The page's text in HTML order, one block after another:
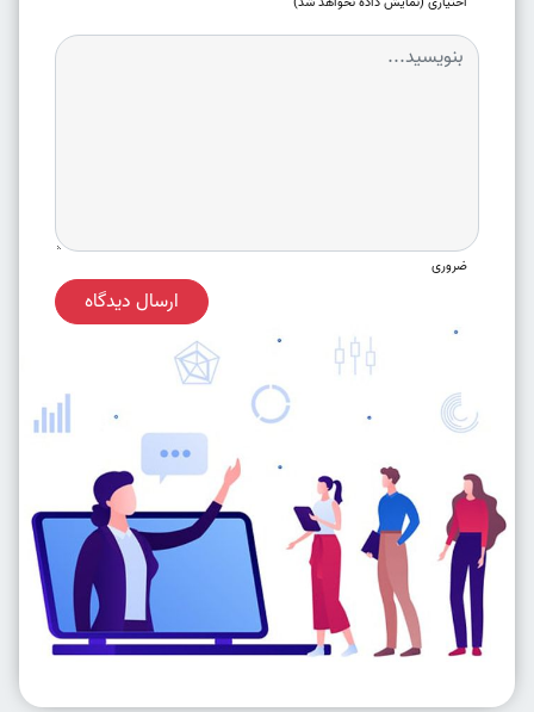
ضروری
ارسال دیدگاه